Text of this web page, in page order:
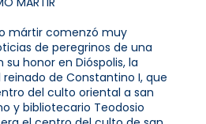
mártir comenzó muy
de peregrinos de una
honor en Dióspolis, la
de Constantino I, que
del culto oriental a san
y bibliotecario Teodosio